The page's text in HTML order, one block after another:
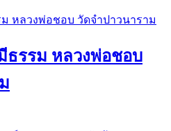
ธรรม หลวงพ่อชอบ